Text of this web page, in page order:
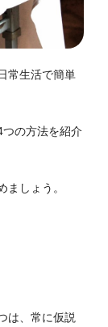
常生活で簡単
の方法を紹介
しょう。
は、常に仮説